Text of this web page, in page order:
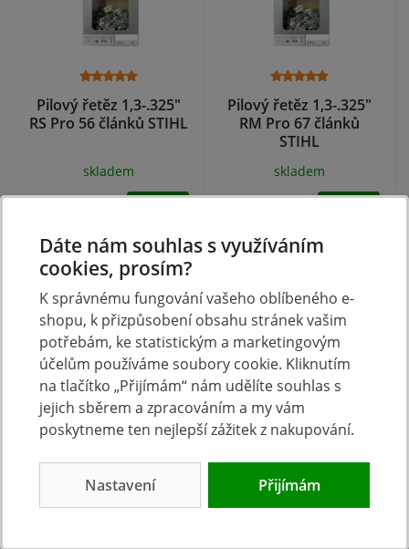
Pilový řetěz 1,3-.325"
RS Pro 56 článků STIHL
skladem
Pilový řetěz 1,3-.325"
RM Pro 67 článků
STIHL
skladem
Pilový řetěz Picco
Super3 PS3 1,3 - 3/8"
44 čl. STIHL
Pilový řetěz 1,3-1/4"
RMS 64 článků STIHL
Dáte nám souhlas s využíváním
cookies, prosím?
K správnému fungování vašeho oblíbeného e-
shopu, k přizpůsobení obsahu stránek vašim
potřebám, ke statistickým a marketingovým
účelům používáme soubory cookie. Kliknutím
na tlačítko „Přijímám“ nám udělíte souhlas s
jejich sběrem a zpracováním a my vám
poskytneme ten nejlepší zážitek z nakupování.
Nastavení Přijímám